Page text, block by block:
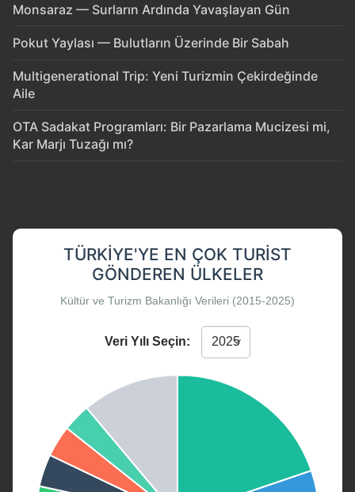
Monsaraz — Surların Ardında Yavaşlayan Gün
Pokut Yaylası — Bulutların Üzerinde Bir Sabah
Multigenerational Trip: Yeni Turizmin Çekirdeğinde
Aile
OTA Sadakat Programları: Bir Pazarlama Mucizesi mi,
Kar Marjı Tuzağı mı?
TÜRKIYE'YE EN ÇOK TURIST
GÖNDEREN ÜLKELER
Kültür ve Turizm Bakanlığı Verileri (2015-2025)
Veri Yılı Seçin: